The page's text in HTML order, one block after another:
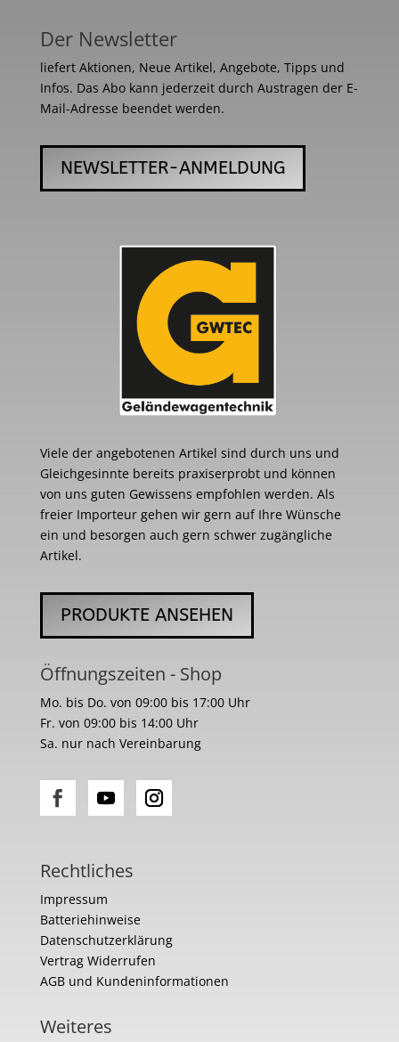
Der Newsletter
liefert Aktionen, Neue Artikel, Angebote, Tipps und
Infos. Das Abo kann jederzeit durch Austragen der E-
Mail-Adresse beendet werden.
NEWSLETTER-ANMELDUNG
Viele der angebotenen Artikel sind durch uns und
Gleichgesinnte bereits praxiserprobt und können
von uns guten Gewissens empfohlen werden. Als
freier Importeur gehen wir gern auf Ihre Wünsche
ein und besorgen auch gern schwer zugängliche
Artikel.
PRODUKTE ANSEHEN
Öffnungszeiten - Shop
Mo. bis Do. von 09:00 bis 17:00 Uhr
Fr. von 09:00 bis 14:00 Uhr
Sa. nur nach Vereinbarung
Rechtliches
Impressum
Batteriehinweise
Datenschutzerklärung
Vertrag Widerrufen
AGB und Kundeninformationen
Weiteres